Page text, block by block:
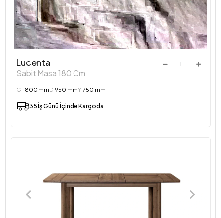
Lucenta
Sabit Masa 180 Cm
G:1800 mmD:950 mmY:750 mm
35 İş Günü İçinde Kargoda